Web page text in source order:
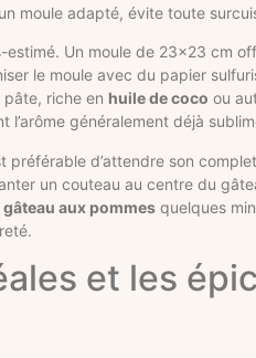
moule adapté, évite toute
Un moule de 23×23 cm
le moule avec du papier
riche en huile de coco ou
généralement déjà
d’attendre son
un couteau au centre du
gâteau aux pommes quelques
et les